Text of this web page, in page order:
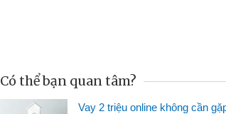
Đoàn Hữu Cảnh
Có thể bạn quan tâm?
Vay 2 triệu online không cần